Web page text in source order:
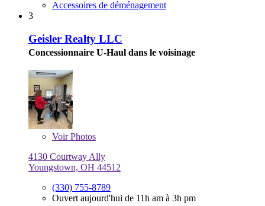
Accessoires de déménagement
3
Geisler Realty LLC
Concessionnaire U-Haul dans le voisinage
VoirPhotos
4130 Courtway Ally
Youngstown, OH 44512
(330) 755-8789
Ouvert aujourd'hui de 11h am à 3h pm